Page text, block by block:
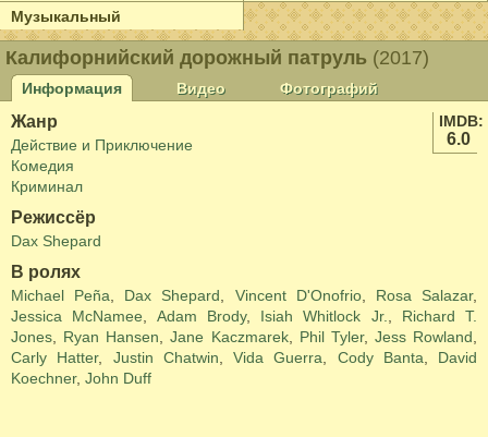
Музыкальный
Калифорнийский дорожный патруль (2017)
Информация Видео
Фотографий
IMDB:
6.0
Жанр
Действие и Приключение
Комедия
Криминал
Режиссёр
Dax Shepard
В ролях
Michael Peña Dax Shepard Vincent D'Onofrio, Rosa Salazar,
Jessica McNamee
Adam Brody, Isiah Whitlock Jr.
Richard T.
Jones
Ryan Hansen ,Jane Kaczmarek, Phil Tyler, Jess Rowland
Carly Hatter, Justin Chatwin Vida Guerra Cody Banta
David
Koechner, John Duff